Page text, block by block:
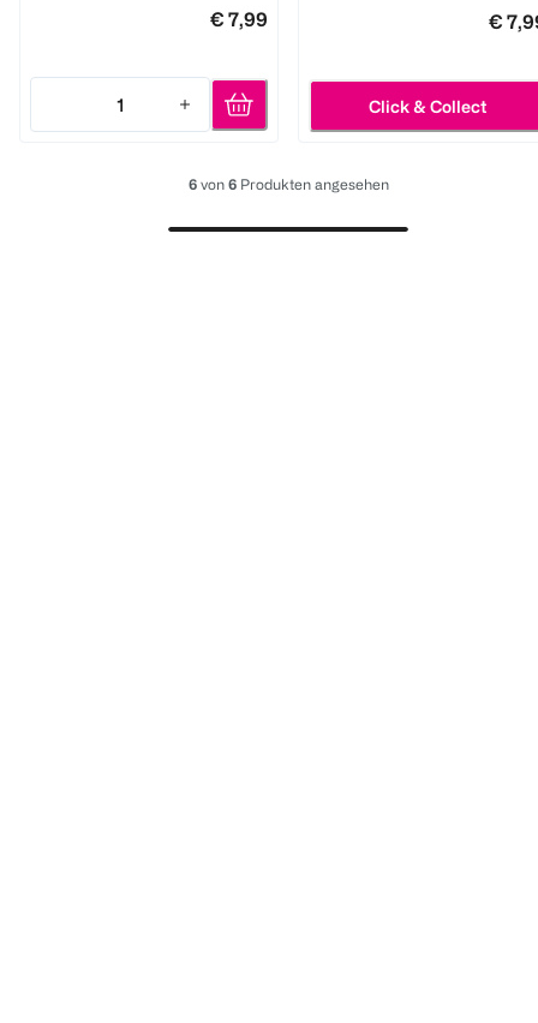
€ 7,99
1
Quantity: 1
€
Click & Collect
6 von6 Produkten angesehen